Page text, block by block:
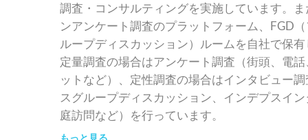
調査・コンサルティングを実施しています。
ンアンケート調査のプラットフォーム、FGD
ループディスカッション）ルームを自社で保
定量調査の場合はアンケート調査（街頭、電
ットなど）、定性調査の場合はインタビュー
スグループディスカッション、インデプスイ
庭訪問など）を行っています。